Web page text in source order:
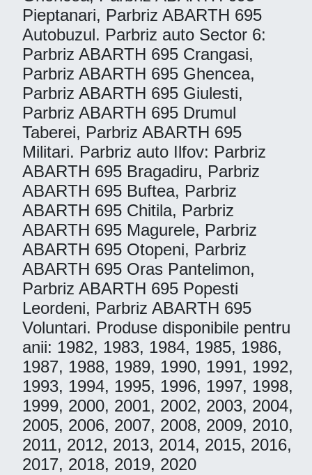
Pieptanari, Parbriz ABARTH 695
Autobuzul. Parbriz auto Sector 6:
Parbriz ABARTH 695 Crangasi,
Parbriz ABARTH 695 Ghencea,
Parbriz ABARTH 695 Giulesti,
Parbriz ABARTH 695 Drumul
Taberei, Parbriz ABARTH 695
Militari. Parbriz auto Ilfov: Parbriz
ABARTH 695 Bragadiru, Parbriz
ABARTH 695 Buftea, Parbriz
ABARTH 695 Chitila, Parbriz
ABARTH 695 Magurele, Parbriz
ABARTH 695 Otopeni, Parbriz
ABARTH 695 Oras Pantelimon,
Parbriz ABARTH 695 Popesti
Leordeni, Parbriz ABARTH 695
Voluntari. Produse disponibile pentru
anii: 1982, 1983, 1984, 1985, 1986,
1987, 1988, 1989, 1990, 1991, 1992,
1993, 1994, 1995, 1996, 1997, 1998,
1999, 2000, 2001, 2002, 2003, 2004,
2005, 2006, 2007, 2008, 2009, 2010,
2011, 2012, 2013, 2014, 2015, 2016,
2017, 2018, 2019, 2020